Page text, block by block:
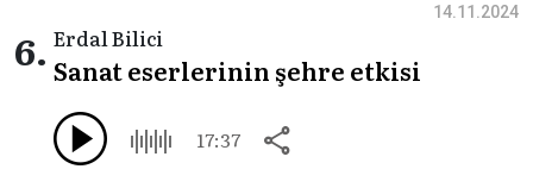
6. Erdal Bilici
Sanat eserlerinin şehre etkisi
17:37
14.11.2024